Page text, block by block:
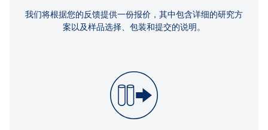
我们将根据您的反馈提供一份报价，其中包含详细的研究方
案以及样品选择、包装和提交的说明。